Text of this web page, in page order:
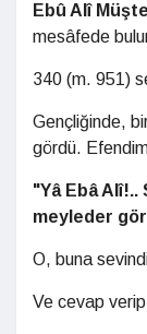
Ebû Alî
mesâfede
340 (m. 951)
Gençliğinde,
gördü.
"Yâ Ebâ
meyleder
O, buna
Ve cevap